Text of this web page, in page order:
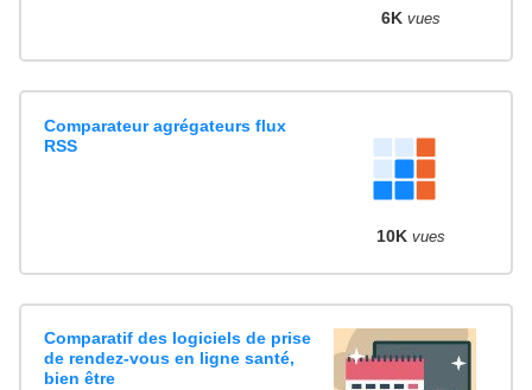
6K vues
Comparateur agrégateurs flux
RSS
10K vues
Comparatif des logiciels de prise
de rendez-vous en ligne santé,
bien être